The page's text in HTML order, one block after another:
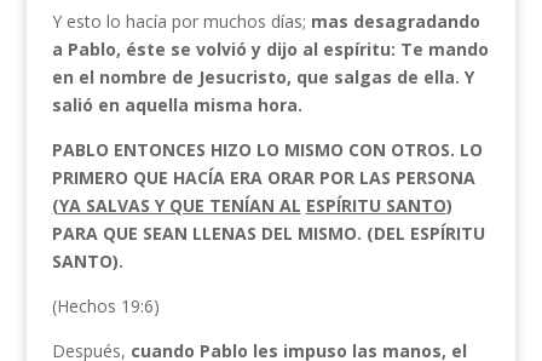
Y esto lo hacía por muchos días; mas desagradando
a Pablo, éste se volvió y dijo al espíritu: Te mando
en el nombre de Jesucristo, que salgas de ella. Y
salió en aquella misma hora.
PABLO ENTONCES HIZO LO MISMO CON OTROS. LO
PRIMERO QUE HACÍA ERA ORAR POR LAS PERSONA
(YA SALVAS Y QUE TENÍAN AL ESPÍRITU SANTO)
PARA QUE SEAN LLENAS DEL MISMO. (DEL ESPÍRITU
SANTO).
(Hechos 19:6)
Después, cuando Pablo les impuso las manos, el